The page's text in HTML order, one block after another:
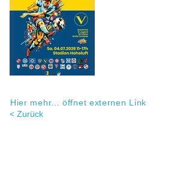
Hier mehr... öffnet externen Link
< Zurück